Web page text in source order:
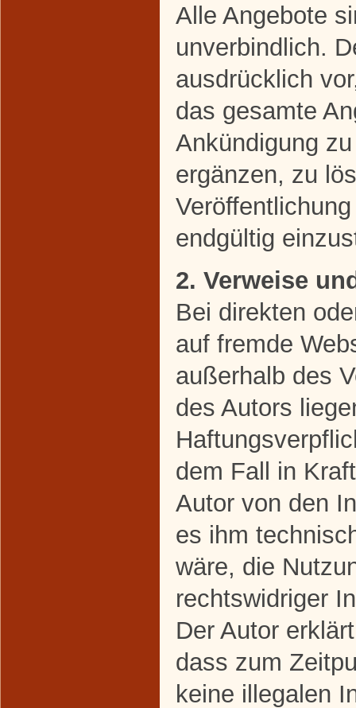
Alle Angebote
unverbindlich.
ausdrücklich
das gesamte
Ankündigung
ergänzen, zu
endgültig
2. Verweise
Bei direkten
auf fremde
außerhalb des
des Autors
dem Fall in
Autor von den
es ihm
wäre, die
rechtswidriger
Der Autor
dass zum
keine illegalen